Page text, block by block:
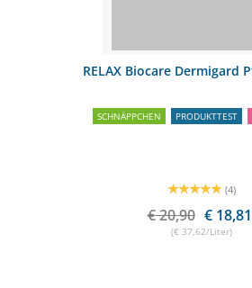
RELAX Biocare Dermigard
SCHNÄPPCHEN PRODUKTTEST
(4)
€ 20,90 € 18,81
(€ 37,62/Liter)